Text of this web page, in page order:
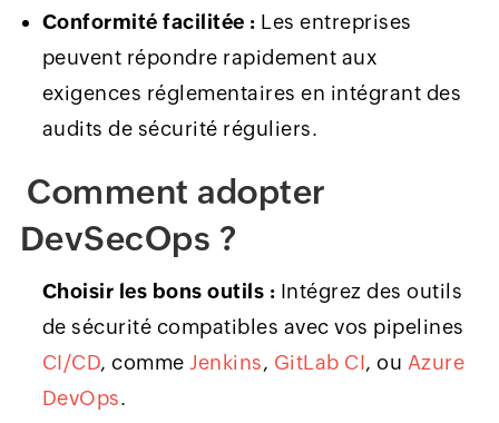
Conformité facilitée : Les entreprises
peuvent répondre rapidement aux
exigences réglementaires en intégrant des
audits de sécurité réguliers.
Comment adopter
DevSecOps ?
Choisir les bons outils : Intégrez des outils
de sécurité compatibles avec vos pipelines
CI/CD, commeJenkins, GitLab CI, ou Azure
DevOps.